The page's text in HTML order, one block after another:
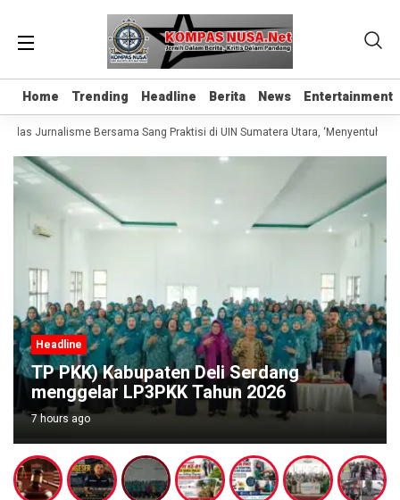
Home Trending Headline Berita News Entertainment
Home Trending Headline Berita News Entertainment
Jurnalisme Bersama Sang Praktisi di UIN Sumatera Utara, ‘Menyentuh Hati
Headline
TP PKK) Kabupaten Deli Serdang
menggelar LP3PKK Tahun 2026
7 hours ago